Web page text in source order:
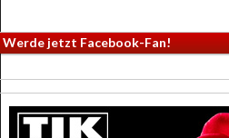
Werde jetzt Facebook-Fan!